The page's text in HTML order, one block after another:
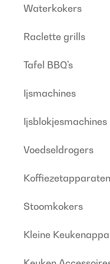
Waterkokers
Raclette grills
Tafel BBQ's
Ijsmachines
Ijsblokjesmachines
Voedseldrogers
Koffiezetapparaten
Stoomkokers
Kleine